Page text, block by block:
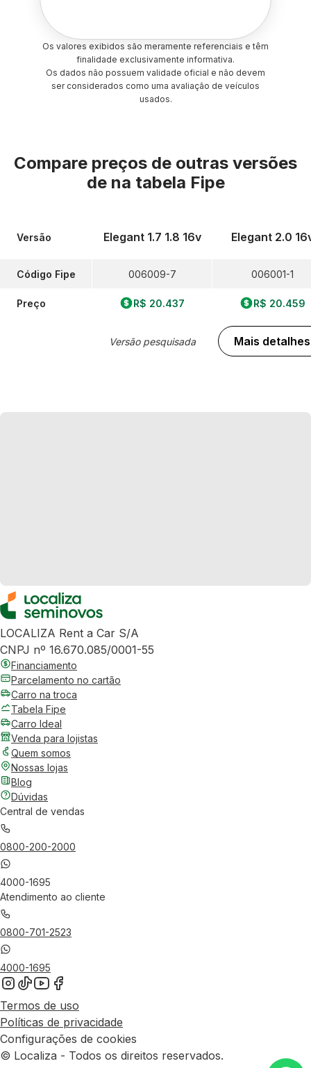
Os valores exibidos são meramente referenciais e têm
finalidade exclusivamente informativa.
Os dados não possuem validade oficial e não devem
ser considerados como uma avaliação de veículos
usados.
Compare preços de outras versões
de na tabela Fipe
Versão
Código Fipe
Preço
Elegant 1.7 1.8 16v
006009-7
R$ 20.437
Versão pesquisada
Elegant 2.0
006001-1
R$ 20.459
Mais detalhes
LOCALIZA Rent a Car S/A
CNPJ nº 16.670.085/0001-55
Financiamento
Parcelamento no cartão
Carro na troca
Tabela Fipe
Carro Ideal
Venda para lojistas
Quem somos
Nossas lojas
Blog
Dúvidas
Central de vendas
0800-200-2000
4000-1695
Atendimento ao cliente
0800-701-2523
4000-1695
Termos de uso
Políticas de privacidade
Configurações de cookies
© Localiza - Todos os direitos reservados.